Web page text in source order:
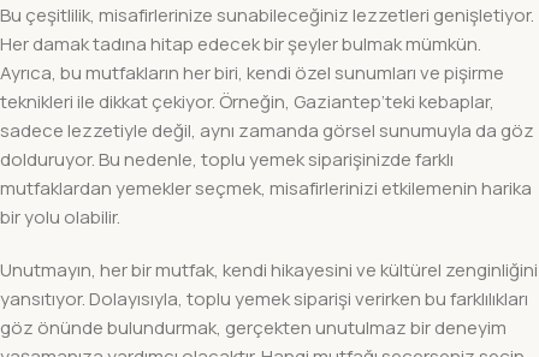
Bu çeşitlilik, misafirlerinize sunabileceğiniz lezzetleri genişletiyor.
Her damak tadına hitap edecek bir şeyler bulmak mümkün.
Ayrıca, bu mutfakların her biri, kendi özel sunumları ve pişirme
teknikleri ile dikkat çekiyor. Örneğin, Gaziantep’teki kebaplar,
sadece lezzetiyle değil, aynı zamanda görsel sunumuyla da göz
dolduruyor. Bu nedenle, toplu yemek siparişinizde farklı
mutfaklardan yemekler seçmek, misafirlerinizi etkilemenin harika
bir yolu olabilir.
Unutmayın, her bir mutfak, kendi hikayesini ve kültürel zenginliğini
yansıtıyor. Dolayısıyla, toplu yemek siparişi verirken bu farklılıkları
göz önünde bulundurmak, gerçekten unutulmaz bir deneyim